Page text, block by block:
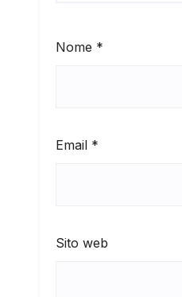
Nome *
Email *
Sito web